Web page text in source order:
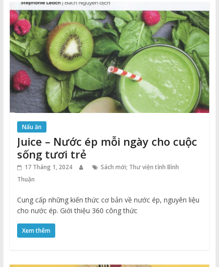
Nấu ăn
Juice – Nước ép mỗi ngày cho cuộc
sống tươi trẻ
17 Tháng 1, 2024
Sách mới; Thư viện tỉnh Bình
Thuận
Cung cấp những kiến thức cơ bản về nước ép, nguyên liệu
cho nước ép. Giới thiệu 360 công thức
Xem thêm